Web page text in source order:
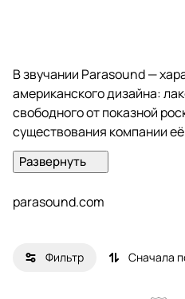
В звучании Parasound —
американского дизайна:
свободного от показной
существования компании
смелой и в чём‑то
аудиофильское качество
каждый элемент работает
parasound.com
Фильтр Сначала